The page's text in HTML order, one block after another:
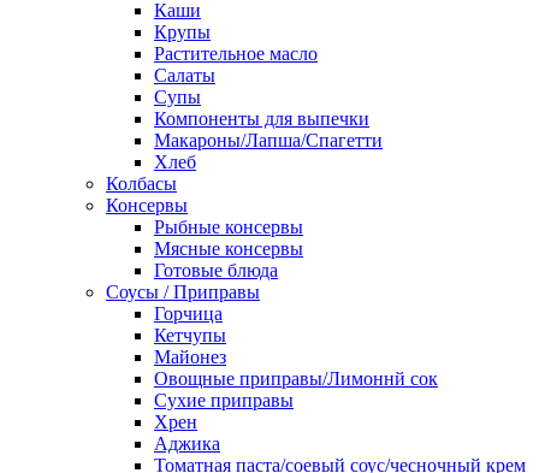
Каши
Крупы
Растительное масло
Салаты
Супы
Компоненты для выпечки
Макароны/Лапша/Спагетти
Хлеб
Колбасы
Консервы
Рыбные консервы
Мясные консервы
Готовые блюда
Соусы / Приправы
Горчица
Кетчупы
Майонез
Овощные приправы/Лимоннй сок
Сухие приправы
Хрен
Аджика
Томатная паста/соевый соус/чесночный крем